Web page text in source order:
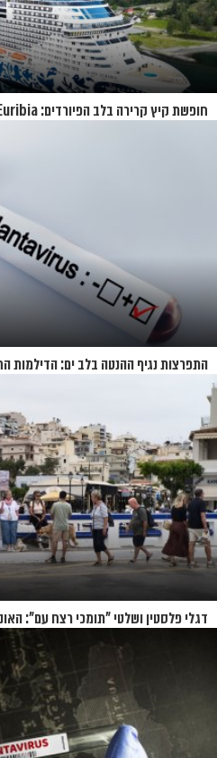
התפרצות נגיף ההנטה בלב ים: הדילמות
דגלי פלסטין ושלטי "תומכי רצח עם":